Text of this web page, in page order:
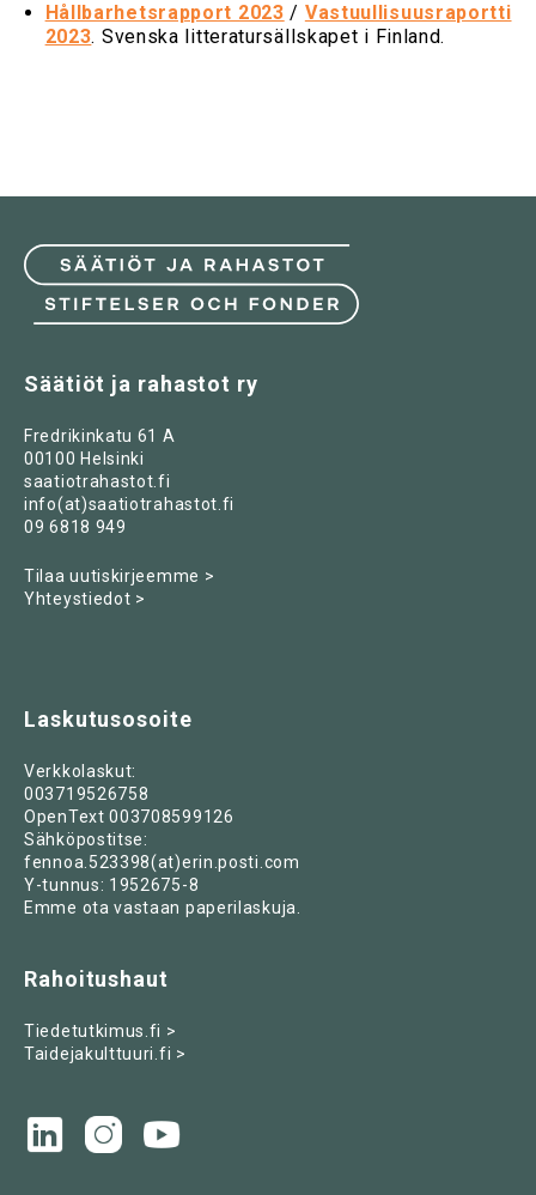
Hållbarhetsrapport 2023 / Vastuullisuusraportti
2023. Svenska litteratursällskapet i Finland.
Säätiöt ja rahastot ry
Fredrikinkatu 61 A
00100 Helsinki
saatiotrahastot.fi
info(at)saatiotrahastot.fi
09 6818 949
Tilaa uutiskirjeemme >
Yhteystiedot >
Laskutusosoite
Verkkolaskut:
003719526758
OpenText 003708599126
Sähköpostitse:
fennoa.523398(at)erin.posti.com
Y-tunnus: 1952675-8
Emme ota vastaan paperilaskuja.
Rahoitushaut
Tiedetutkimus.fi >
Taidejakulttuuri.fi >